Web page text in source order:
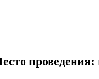
проведения: